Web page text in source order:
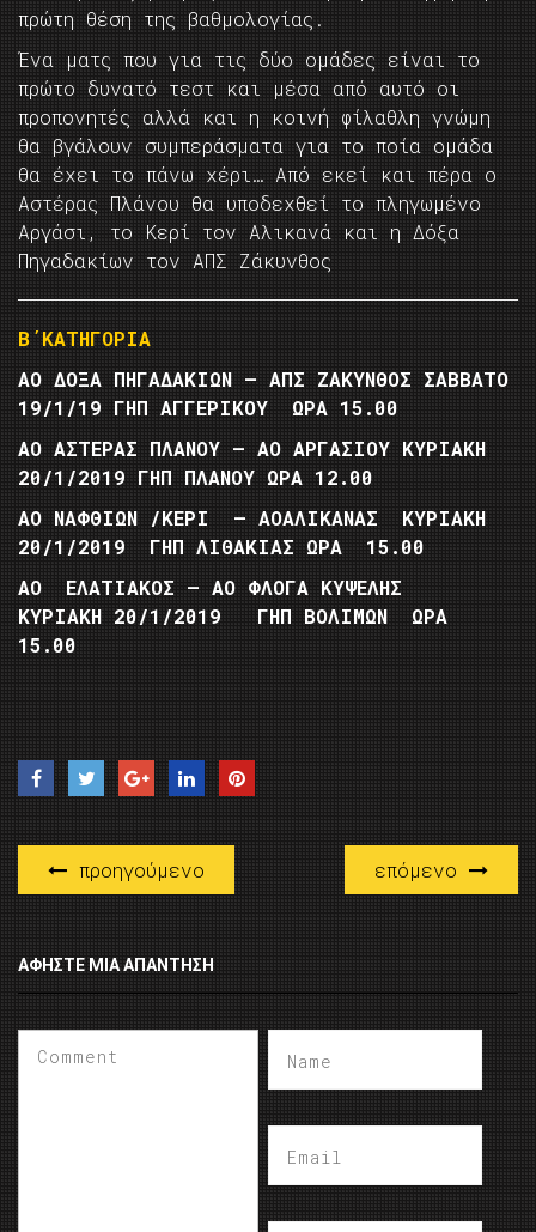
πρώτη θέση της βαθμολογίας.
Ένα ματς που για τις δύο ομάδες είναι το
πρώτο δυνατό τεστ και μέσα από αυτό οι
προπονητές αλλά και η κοινή φίλαθλη γνώμη
θα βγάλουν συμπεράσματα για το ποία ομάδα
θα έχει το πάνω χέρι… Από εκεί και πέρα ο
Αστέρας Πλάνου θα υποδεχθεί το πληγωμένο
Αργάσι, το Κερί τον Αλικανά και η Δόξα
Πηγαδακίων τον ΑΠΣ Ζάκυνθος
Β΄ΚΑΤΗΓΟΡΙΑ
ΑΟ ΔΟΞΑ ΠΗΓΑΔΑΚΙΩΝ – ΑΠΣ ΖΑΚΥΝΘΟΣ ΣΑΒΒΑΤΟ
19/1/19 ΓΗΠ ΑΓΓΕΡΙΚΟΥ ΩΡΑ 15.00
ΑΟ ΑΣΤΕΡΑΣ ΠΛΑΝΟΥ – ΑΟ ΑΡΓΑΣΙΟΥ ΚΥΡΙΑΚΗ
20/1/2019 ΓΗΠ ΠΛΑΝΟΥ ΩΡΑ 12.00
ΑΟ ΝΑΦΘΙΩΝ /ΚΕΡΙ – ΑΟΑΛΙΚΑΝΑΣ ΚΥΡΙΑΚΗ
20/1/2019 ΓΗΠ ΛΙΘΑΚΙΑΣ ΩΡΑ 15.00
ΑΟ ΕΛΑΤΙΑΚΟΣ – ΑΟ ΦΛΟΓΑ ΚΥΨΕΛΗΣ
ΚΥΡΙΑΚΗ 20/1/2019 ΓΗΠ ΒΟΛΙΜΩΝ ΩΡΑ
15.00
προηγούμενο επόμενο
ΑΦΉΣΤΕ ΜΙΑ ΑΠΆΝΤΗΣΗ